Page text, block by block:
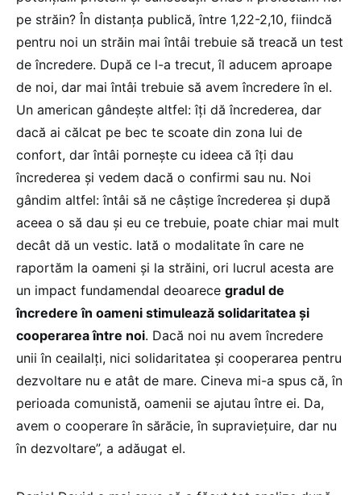
pe străin? În distanța publică, între 1,22-2,10, fiindcă
pentru noi un străin mai întâi trebuie să treacă un test
de încredere. După ce l-a trecut, îl aducem aproape
de noi, dar mai întâi trebuie să avem încredere în el.
Un american gândește altfel: îți dă încrederea, dar
dacă ai călcat pe bec te scoate din zona lui de
confort, dar întâi pornește cu ideea că îți dau
încrederea și vedem dacă o confirmi sau nu. Noi
gândim altfel: întâi să ne câștige încrederea și după
aceea o să dau și eu ce trebuie, poate chiar mai mult
decât dă un vestic. Iată o modalitate în care ne
raportăm la oameni și la străini, ori lucrul acesta are
un impact fundamendal deoarece gradul de
încredere în oameni stimulează solidaritatea și
cooperarea între noi. Dacă noi nu avem încredere
unii în ceailalți, nici solidaritatea și cooperarea pentru
dezvoltare nu e atât de mare. Cineva mi-a spus că, în
perioada comunistă, oamenii se ajutau între ei. Da,
avem o cooperare în sărăcie, în supraviețuire, dar nu
în dezvoltare”, a adăugat el.